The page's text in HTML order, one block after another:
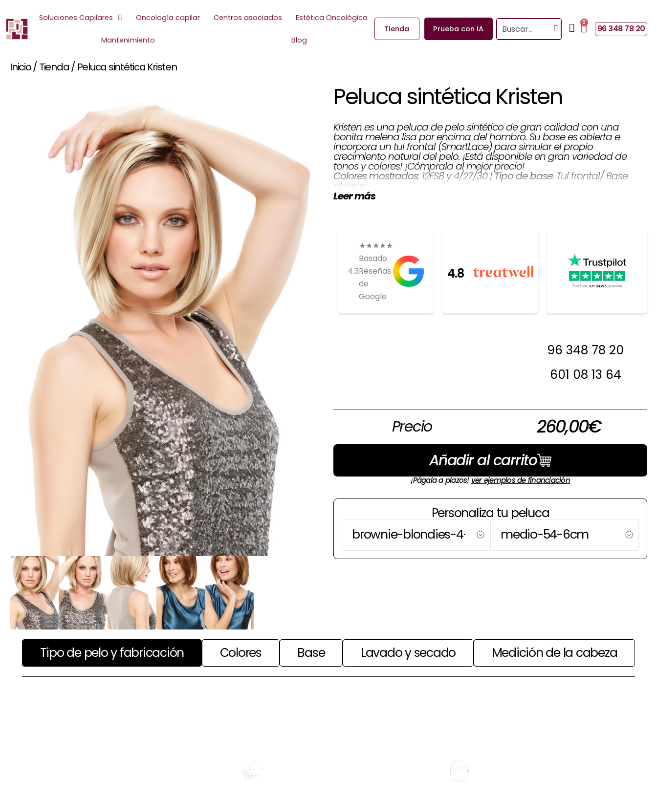
al
contenido
Soluciones Capilares Oncología capilar Centros asociados Estética Oncológica
Mantenimiento Blog
Tienda Prueba con IA Search 0
Cart96 348 78 20
Inicio/ Tienda/ Peluca sintética Kristen
Peluca sintética Kristen
Kristen es una peluca de pelo sintético de gran calidad con una
bonita melena lisa por encima del hombro. Su base es abierta e
incorpora un tul frontal (SmartLace) para simular el propio
crecimiento natural del pelo. ¡Está disponible en gran variedad de
tonos y colores! ¡Cómprala al mejor precio!
Colores mostrados: 12FS8 y 4/27/30 |Tipo de base: Tul frontal/ Base
abierta
Tipo de cabello:
Leer más
4.3
★★★★★
Basado
Reseñas
de
Google
4.8
96 348 78 20
601 08 13 64
Precio 260,00€
Añadir al carrito
¡Págala a plazos! ver ejemplos de financiación
Personaliza tu peluca
Tipo de pelo y fabricación Colores Base Lavado y secado Medición de la cabeza